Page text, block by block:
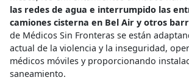
las redes de agua e interrumpido las
camiones cisterna en Bel Air y otros
de Médicos Sin Fronteras se están
actual de la violencia y la inseguridad,
médicos móviles y proporcionando
saneamiento.